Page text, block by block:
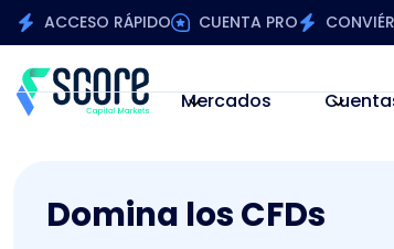
ACCESO RÁPIDO CUENTA PRO
Mercados
Domina los CFDs